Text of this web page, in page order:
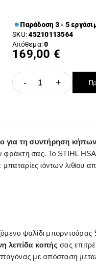
Παράδοση 3 - 5
SKU:45210113564
Απόθεμα:0
169,00 €
- +
για τη συντήρηση
φράκτη σας. Το STIHL
ιόντων λιθίου
ψαλίδι
λεπίδα κοπής σας
με απόσταση